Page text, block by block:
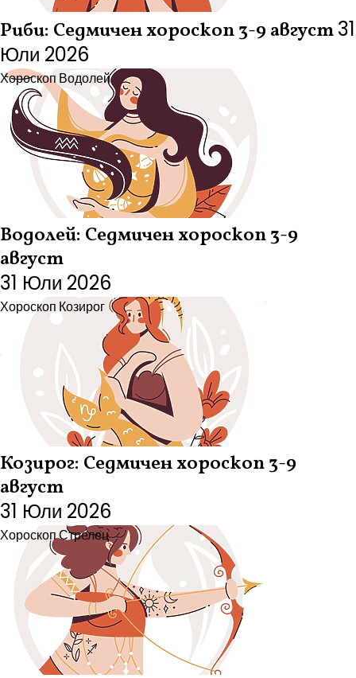
Риби: Седмичен хороскоп 3-9 август31
Юли 2026
ХороскопВодолей
Водолей: Седмичен хороскоп 3-9
август
31 Юли 2026
Хороскоп Козирог
Козирог: Седмичен хороскоп 3-9
август
31 Юли 2026
ХороскопСтрелец